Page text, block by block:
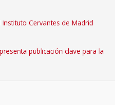
Cervantes de Madrid
publicación clave para la